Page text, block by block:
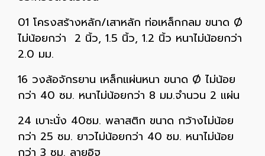
01 โครงสร้างหลัก/เสาหลัก ท่อเหล็กกลม ขนาด Ø
ไม่น้อยกว่า 2 นิ้ว, 1.5 นิ้ว, 1.2 นิ้ว หนาไม่น้อยกว่า
2.0 มม.
16 วงล้อจักรยาน เหล็กแผ่นหนา ขนาด Ø ไม่น้อย
กว่า 40 ซม. หนาไม่น้อยกว่า 8 มม.จำนวน 2 แผ่น
24 เบาะนั่ง 40ซม. พลาสติก ขนาด กว้างไม่น้อย
กว่า 25 ซม. ยาวไม่น้อยกว่า 40 ซม. หนาไม่น้อย
กว่า 3 ซม. ลายอิฐ